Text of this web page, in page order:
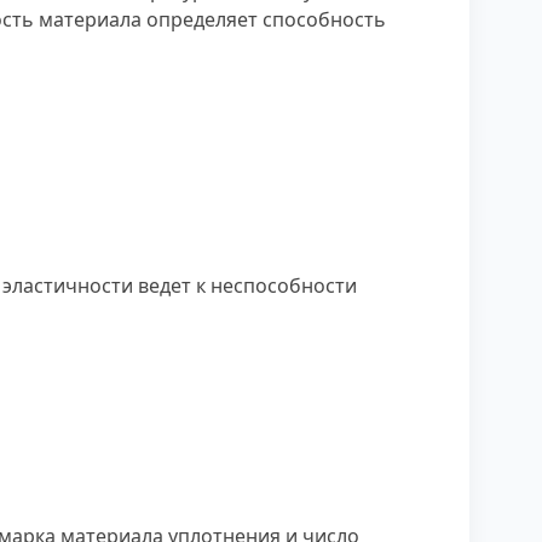
материала определяет способность
ведет к неспособности
материала уплотнения и число